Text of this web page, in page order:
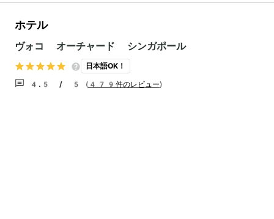
ホテル
ヴォコ オーチャード シンガポール
日本語OK！
4.5 / 5 ( 479件のレビュー)